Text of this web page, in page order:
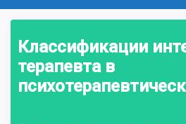
Классификации
терапевта в